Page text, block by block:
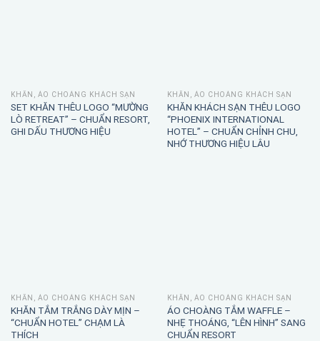
KHĂN, ÁO CHOÀNG KHÁCH SẠN
SET KHĂN THÊU LOGO “MƯỜNG
LÒ RETREAT” – CHUẨN RESORT,
GHI DẤU THƯƠNG HIỆU
KHĂN, ÁO CHOÀNG KHÁCH SẠN
KHĂN KHÁCH SẠN THÊU LOGO
“PHOENIX INTERNATIONAL
HOTEL” – CHUẨN CHỈNH CHU,
NHỚ THƯƠNG HIỆU LÂU
KHĂN, ÁO CHOÀNG KHÁCH SẠN
KHĂN TẮM TRẮNG DÀY MỊN –
“CHUẨN HOTEL” CHẠM LÀ
THÍCH
KHĂN, ÁO CHOÀNG KHÁCH SẠN
ÁO CHOÀNG TẮM WAFFLE –
NHẸ THOÁNG, “LÊN HÌNH” SANG
CHUẨN RESORT